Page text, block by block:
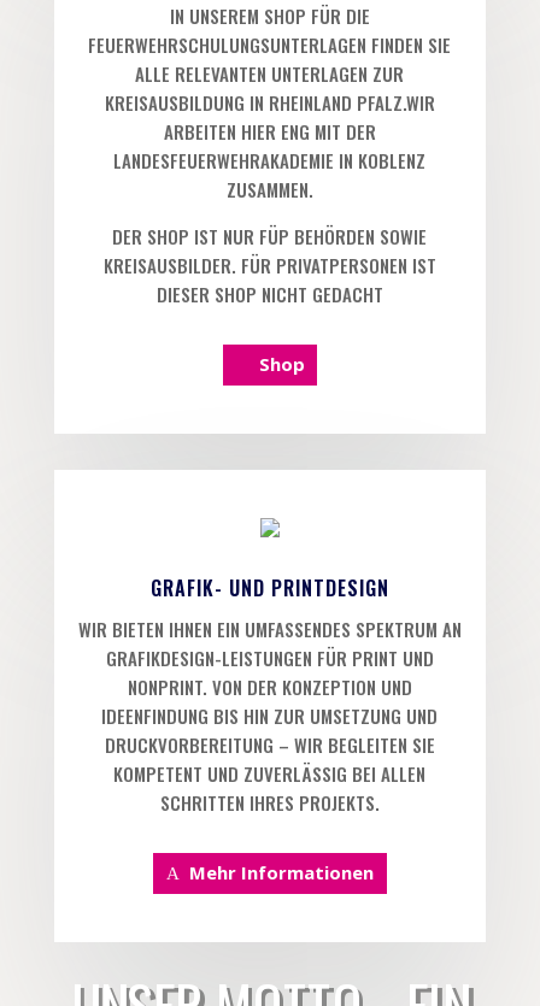
IN UNSEREM SHOP FÜR DIE
FEUERWEHRSCHULUNGSUNTERLAGEN FINDEN SIE
ALLE RELEVANTEN UNTERLAGEN ZUR
KREISAUSBILDUNG IN RHEINLAND PFALZ.WIR
ARBEITEN HIER ENG MIT DER
LANDESFEUERWEHRAKADEMIE IN KOBLENZ
ZUSAMMEN.
DER SHOP IST NUR FÜP BEHÖRDEN SOWIE
KREISAUSBILDER. FÜR PRIVATPERSONEN IST
DIESER SHOP NICHT GEDACHT
Shop
GRAFIK- UND PRINTDESIGN
WIR BIETEN IHNEN EIN UMFASSENDES SPEKTRUM AN
GRAFIKDESIGN-LEISTUNGEN FÜR PRINT UND
NONPRINT. VON DER KONZEPTION UND
IDEENFINDUNG BIS HIN ZUR UMSETZUNG UND
DRUCKVORBEREITUNG – WIR BEGLEITEN SIE
KOMPETENT UND ZUVERLÄSSIG BEI ALLEN
SCHRITTEN IHRES PROJEKTS.
Mehr Informationen